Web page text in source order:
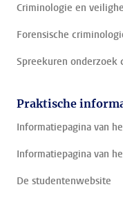
Criminologie en
Forensische
Spreekuren onderzoek
Praktische
Informatiepagina van
Informatiepagina van
De studentenwebsite